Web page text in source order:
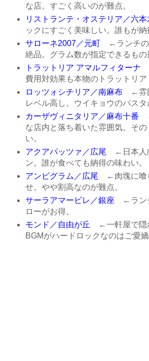
な店。すごく高いのが難点。
リストランテ・オステリア／六本
ックにすごく美味しい。誰もが納
サローネ2007／元町←ランチの
絶品。グラム数が指定できるもの
トラットリア アマルフィターナ
費用対効果も本物のトラットリア
ロッツォシチリア／南麻布←雰囲
レベル高し。ウイキョウのパスタ
カーザヴィニタリア／麻布十番
な店内と落ち着いた雰囲気。その
い。
アクアパッツァ／広尾 ←日本人
ン。誰が食べても納得の味わい。
アンビグラム／広尾 ←肉塊に喰
せ。やや割高なのが難点。
サーラアマービレ／銀座 ←ラン
ローがお得。
モンド／自由が丘 ←一軒屋で隠
BGMがハードロックなのはご愛嬌